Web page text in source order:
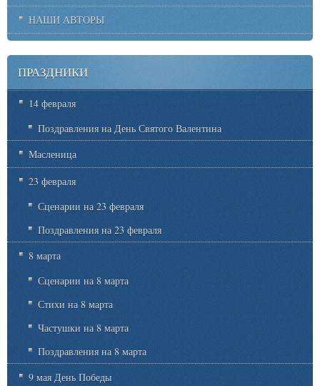
НАШИ АВТОРЫ
ПРАЗДНИКИ
14 февраля
Поздравления на День Святого Валентина
Масленица
23 февраля
Сценарии на 23 февраля
Поздравления на 23 февраля
8 марта
Сценарии на 8 марта
Стихи на 8 марта
Частушки на 8 марта
Поздравления на 8 марта
9 мая День Победы